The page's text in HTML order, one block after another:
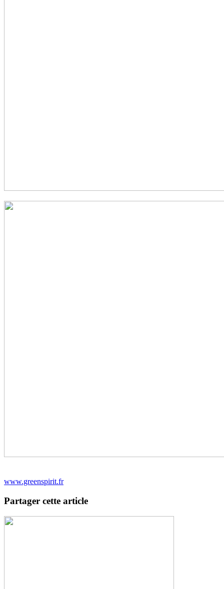
www.greenspirit.fr
Partager cette article